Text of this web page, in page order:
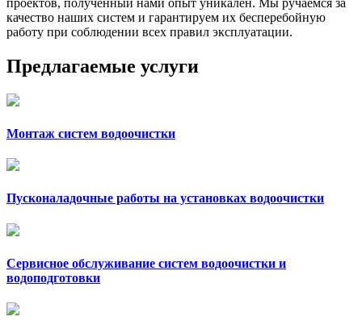
качество наших систем и гарантируем их бесперебойную
работу при соблюдении всех правил эксплуатации.
Предлагаемые услуги
Монтаж систем водоочистки
Пусконаладочные работы на установках водоочистки
Сервисное обслуживание систем водоочистки и
водоподготовки